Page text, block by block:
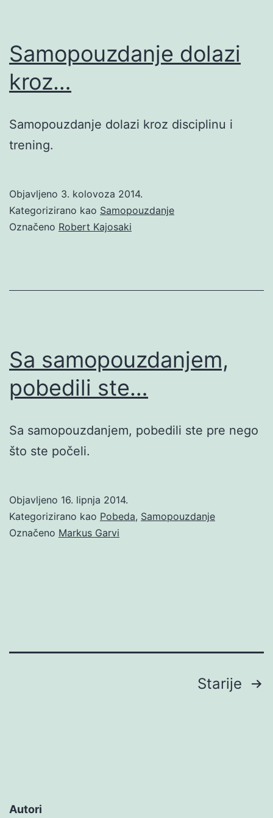
Samopouzdanje dolazi
kroz…
Samopouzdanje dolazi kroz disciplinu i
trening.
Objavljeno 3. kolovoza 2014.
Kategorizirano kao Samopouzdanje
Označeno Robert Kajosaki
Sa samopouzdanjem,
pobedili ste…
Sa samopouzdanjem, pobedili ste pre nego
što ste počeli.
Objavljeno 16. lipnja 2014.
Kategorizirano kao Pobeda, Samopouzdanje
Označeno Markus Garvi
Starije
Autori